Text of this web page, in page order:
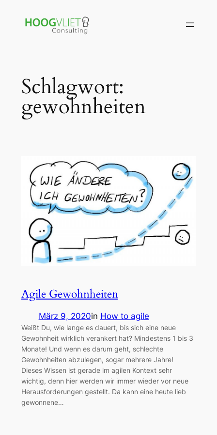
Schlagwort:
gewohnheiten
Agile Gewohnheiten
März 9, 2020in How to agile
Weißt Du, wie lange es dauert, bis sich eine neue
Gewohnheit wirklich verankert hat? Mindestens 1 bis 3
Monate! Und wenn es darum geht, schlechte
Gewohnheiten abzulegen, sogar mehrere Jahre!
Dieses Wissen ist gerade im agilen Kontext sehr
wichtig, denn hier werden wir immer wieder vor neue
Herausforderungen gestellt. Da kann eine heute lieb
gewonnene…